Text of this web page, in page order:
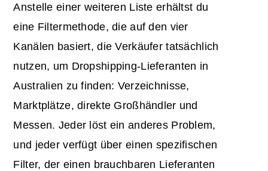
Anstelle einer weiteren Liste erhältst du
eine Filtermethode, die auf den vier
Kanälen basiert, die Verkäufer tatsächlich
nutzen, um Dropshipping-Lieferanten in
Australien zu finden: Verzeichnisse,
Marktplätze, direkte Großhändler und
Messen. Jeder löst ein anderes Problem,
und jeder verfügt über einen spezifischen
Filter, der einen brauchbaren Lieferanten